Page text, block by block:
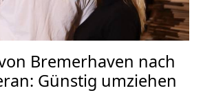
Bremerhaven nach
Günstig umziehen